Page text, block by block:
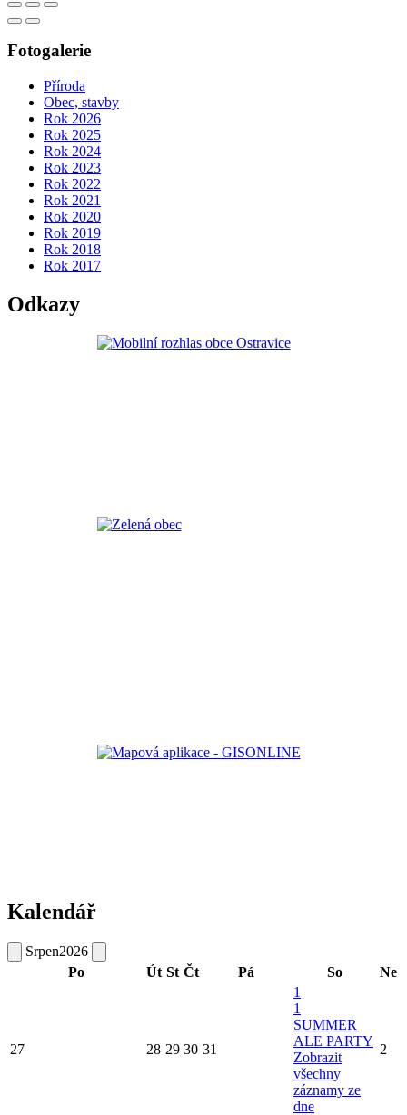
Fotogalerie
Příroda
Obec, stavby
Rok 2026
Rok 2025
Rok 2024
Rok 2023
Rok 2022
Rok 2021
Rok 2020
Rok 2019
Rok 2018
Rok 2017
Odkazy
Kalendář
Srpen2026
Po
Út St Čt Pá So Ne
27 28 29 30 31
1
1
SUMMER
ALE PARTY
Zobrazit
všechny
záznamy ze
dne
2